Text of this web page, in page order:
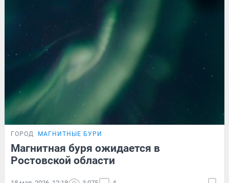
ГОРОД МАГНИТНЫЕ БУРИ
Магнитная буря ожидается в
Ростовской области